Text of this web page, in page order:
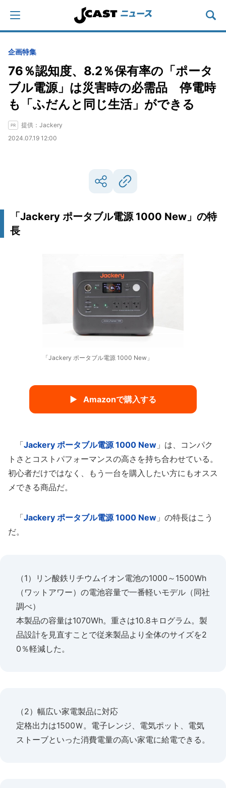
企画特集
76％認知度、8.2％保有率の「ポータ
ブル電源」は災害時の必需品 停電時
も「ふだんと同じ生活」ができる
提供：Jackery
2024.07.19 12:00
「Jackery ポータブル電源 1000 New」の特
長
「Jackery ポータブル電源 1000 New」
Amazonで購入する
「Jackery ポータブル電源 1000 New 」は、コンパク
トさとコストパフォーマンスの高さを持ち合わせている。
初心者だけではなく、もう一台を購入したい方にもオスス
メできる商品だ。
「Jackery ポータブル電源 1000 New 」の特長はこう
だ。
（1）リン酸鉄リチウムイオン電池の1000～1500Wh
（ワットアワー）の電池容量で一番軽いモデル（同社
調べ）
本製品の容量は1070Wh。重さは10.8キログラム。製
品設計を見直すことで従来製品より全体のサイズを2
0％軽減した。
（2）幅広い家電製品に対応
定格出力は1500Ｗ。電子レンジ、電気ポット、電気
ストーブといった消費電量の高い家電に給電できる。